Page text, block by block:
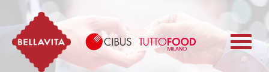
Cibus TuttoFood